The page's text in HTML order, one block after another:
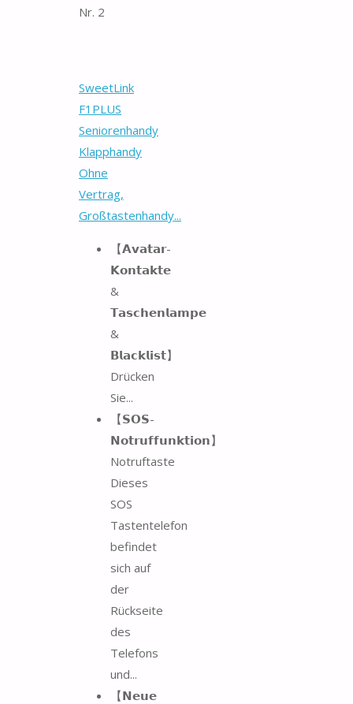
Nr. 2
SweetLink
F1PLUS
Seniorenhandy
Klapphandy
Ohne
Vertrag,
Großtastenhandy...
【𝗔𝘃𝗮𝘁𝗮𝗿-
𝗞𝗼𝗻𝘁𝗮𝗸𝘁𝗲
&
𝗧𝗮𝘀𝗰𝗵𝗲𝗻𝗹𝗮𝗺𝗽𝗲
&
𝗕𝗹𝗮𝗰𝗸𝗹𝗶𝘀𝘁】
Drücken
Sie...
【𝗦𝗢𝗦-
𝗡𝗼𝘁𝗿𝘂𝗳𝗳𝘂𝗻𝗸𝘁𝗶𝗼𝗻】
Notruftaste
Dieses
SOS
Tastentelefon
befindet
sich auf
der
Rückseite
des
Telefons
und...
【𝗡𝗲𝘂𝗲